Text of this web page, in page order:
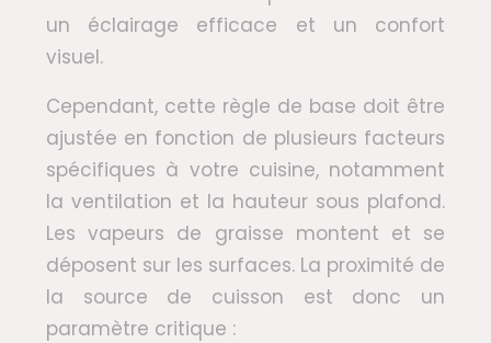
un éclairage efficace et un confort
visuel.
Cependant, cette règle de base doit être
ajustée en fonction de plusieurs facteurs
spécifiques à votre cuisine, notamment
la ventilation et la hauteur sous plafond.
Les vapeurs de graisse montent et se
déposent sur les surfaces. La proximité de
la source de cuisson est donc un
paramètre critique :